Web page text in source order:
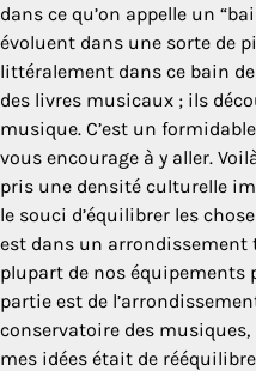
dans ce qu’on appelle un
évoluent dans une sorte de
littéralement dans ce bain
des livres musicaux ; ils
musique. C’est un
vous encourage à y aller.
pris une densité culturelle
le souci d’équilibrer les
est dans un arrondissement
plupart de nos équipements
partie est de
conservatoire des musiques,
mes idées était de